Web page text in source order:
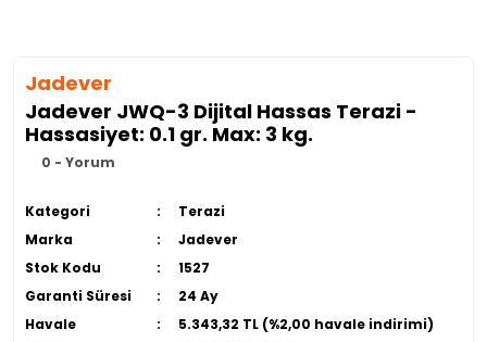
Jadever
Jadever JWQ-3 Dijital Hassas Terazi -
Hassasiyet: 0.1 gr. Max: 3 kg.
0 - Yorum
Kategori
Terazi
Marka
Jadever
Stok Kodu
1527
Garanti Süresi
24 Ay
Havale
5.343,32 TL (%2,00 havale indirimi)